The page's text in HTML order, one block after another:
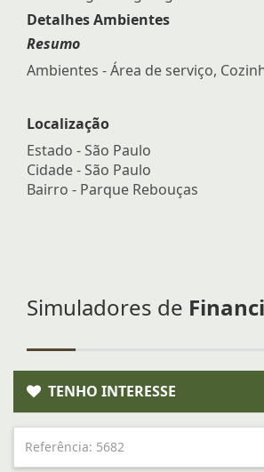
Detalhes Ambientes
Resumo
Ambientes - Área de serviço,
Localização
Estado -São Paulo
Cidade -São Paulo
Bairro - Parque Rebouças
Simuladores de
TENHO INTERESSE